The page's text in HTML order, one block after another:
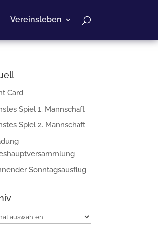
Vereinsleben
Card
Spiel 1. Mannschaft
Spiel 2. Mannschaft
Sonntagsausflug